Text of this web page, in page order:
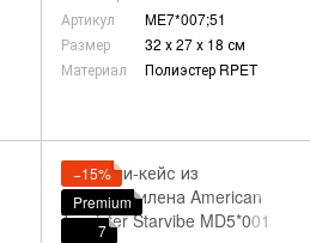
Артикул
ME7*007;51
Размер
32 х 27 х 18 см
Материал
Полиэстер RPET
−15%
Premium
7